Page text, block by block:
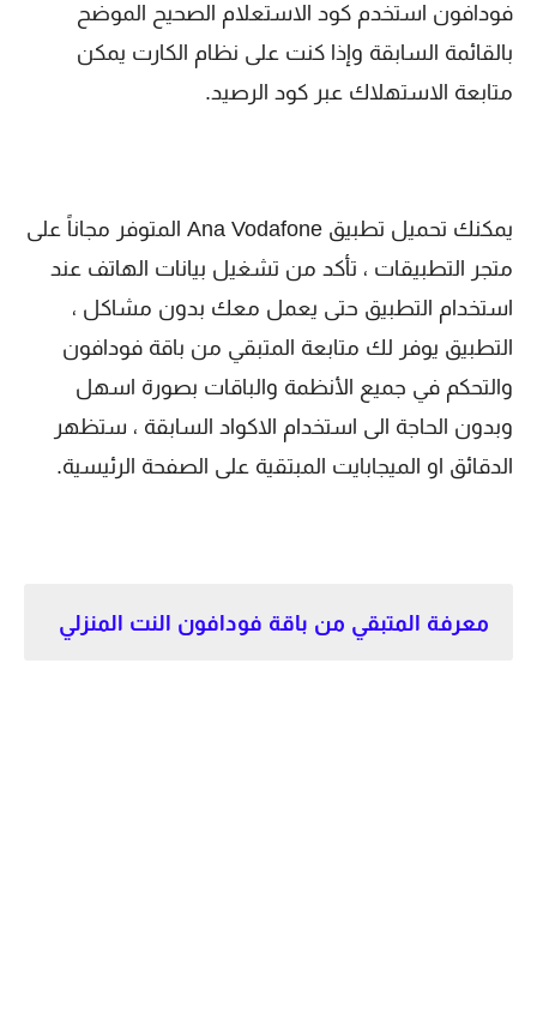
فودافون استخدم كود الاستعلام الصحيح الموضح
بالقائمة السابقة وإذا كنت على نظام الكارت يمكن
متابعة الاستهلاك عبر كود الرصيد.
يمكنك تحميل تطبيق Ana Vodafone المتوفر مجاناً على
متجر التطبيقات ، تأكد من تشغيل بيانات الهاتف عند
استخدام التطبيق حتى يعمل معك بدون مشاكل ،
التطبيق يوفر لك متابعة المتبقي من باقة فودافون
والتحكم في جميع الأنظمة والباقات بصورة اسهل
وبدون الحاجة الى استخدام الاكواد السابقة ، ستظهر
الدقائق او الميجابايت المبتقية على الصفحة الرئيسية.
معرفة المتبقي من باقة فودافون النت المنزلي